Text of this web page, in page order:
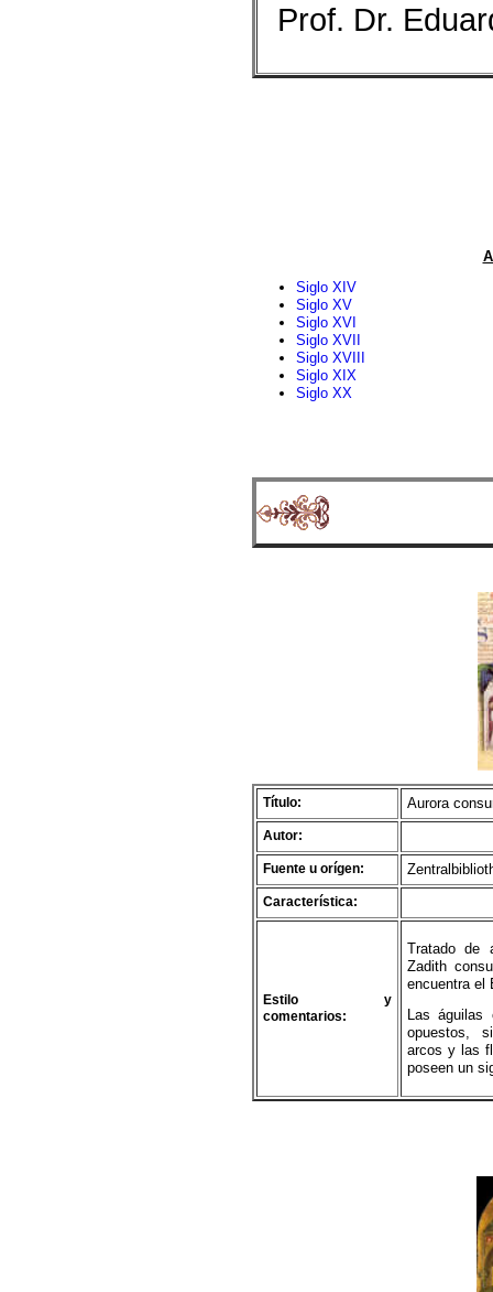
Prof. Dr.
Siglo XIV
Siglo XV
Siglo XVI
Siglo XVII
Siglo XVIII
Siglo XIX
Siglo XX
Título: Aurora
Autor:
Fuente u orígen:
Característica:
Estilo y
comentarios:
Tratado de
Zadith
encuentra el
Las águilas
opuestos,
arcos y las
poseen un